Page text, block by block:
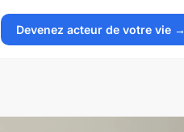
Devenez acteur de votre vie →